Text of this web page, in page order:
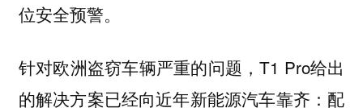
位安全预警。
针对欧洲盗窃车辆严重的问题，T1 Pro给出
的解决方案已经向近年新能源汽车靠齐：配